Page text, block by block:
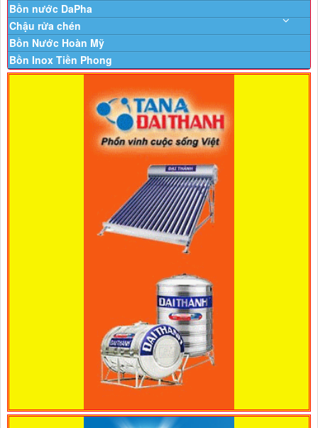
Bồn nước DaPha
Chậu rửa chén
Bồn Nước Hoàn Mỹ
Bồn Inox Tiền Phong